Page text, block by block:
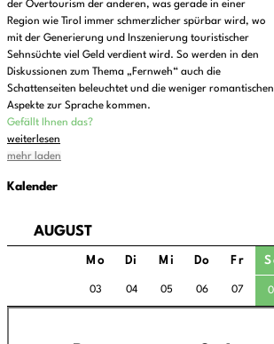
der Overtourism der anderen, was gerade in einer
Region wie Tirol immer schmerzlicher spürbar wird, wo
mit der Generierung und Inszenierung touristischer
Sehnsüchte viel Geld verdient wird. So werden in den
Diskussionen zum Thema „Fernweh“ auch die
Schattenseiten beleuchtet und die weniger romantischen
Aspekte zur Sprache kommen.
Gefällt Ihnen das?
weiterlesen
mehr laden
Kalender
AUGUST
Mo Di Mi Do Fr
03 04 05 06 07